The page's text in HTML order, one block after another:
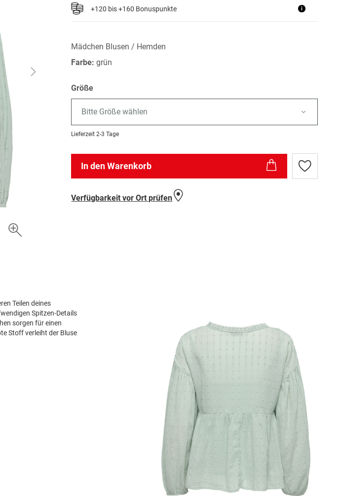
+120 bis +160 Bonuspunkte i
Mädchen Blusen / Hemden
Farbe:grün
Größe
Bitte Größe wählen
Lieferzeit 2-3 Tage
In den Warenkorb
Zur
Wunschliste
Verfügbarkeit vor Ort prüfen
Teilen deines
Spitzen-Details
sorgen für einen
Stoff verleiht der Bluse